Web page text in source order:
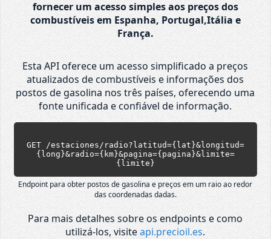
fornecer um acesso simples aos preços dos
combustíveis em Espanha, Portugal,Itália e
França.
Esta API oferece um acesso simplificado a preços
atualizados de combustíveis e informações dos
postos de gasolina nos três países, oferecendo uma
fonte unificada e confiável de informação.
GET /estaciones/radio?latitud={lat}&longitud=
{long}&radio={km}&pagina={pagina}&limite=
{limite}
Endpoint para obter postos de gasolina e preços em um raio ao redor
das coordenadas dadas.
Para mais detalhes sobre os endpoints e como
utilizá-los, visiteapi.precioil.es.